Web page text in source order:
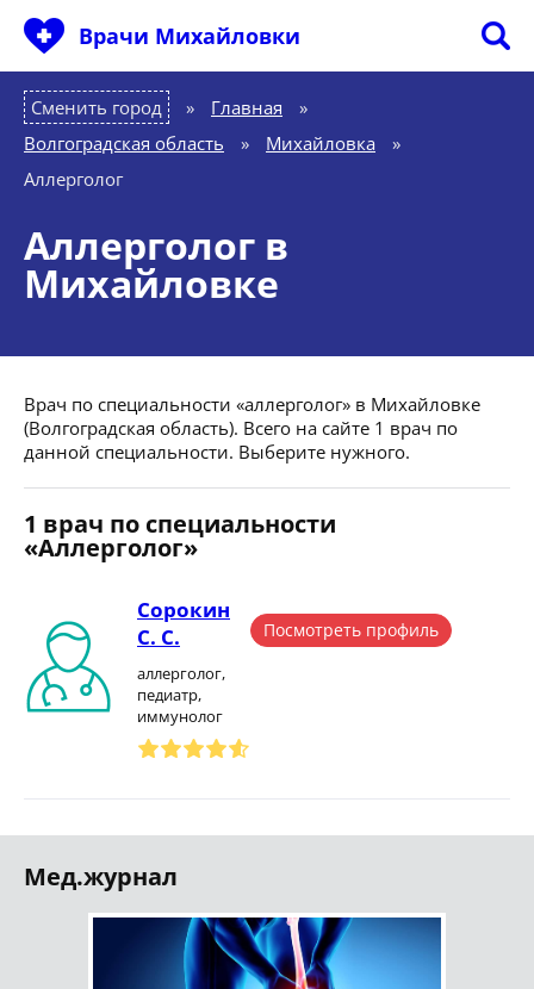
Врачи Михайловки
Сменить город Главная
»
Волгоградская область
» Михайловка
»
Аллерголог
Аллерголог в
Михайловке
Врач по специальности «аллерголог» в Михайловке
(Волгоградская область). Всего на сайте 1 врач по
данной специальности. Выберите нужного.
1 врач по специальности
«Аллерголог»
Сорокин
С. С.
аллерголог,
педиатр,
иммунолог
Посмотреть профиль
Мед.журнал